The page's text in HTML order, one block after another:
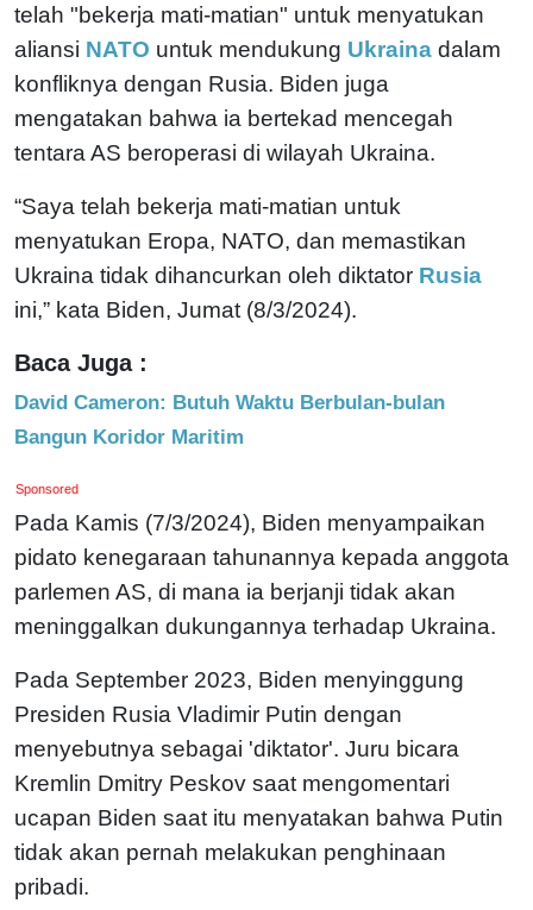
telah "bekerja mati-matian" untuk menyatukan
aliansi NATO untuk mendukung Ukraina dalam
konfliknya dengan Rusia. Biden juga
mengatakan bahwa ia bertekad mencegah
tentara AS beroperasi di wilayah Ukraina.
“Saya telah bekerja mati-matian untuk
menyatukan Eropa, NATO, dan memastikan
Ukraina tidak dihancurkan oleh diktator Rusia
ini,” kata Biden, Jumat (8/3/2024).
Baca Juga :
David Cameron: Butuh Waktu Berbulan-bulan
Bangun Koridor Maritim
Sponsored
Pada Kamis (7/3/2024), Biden menyampaikan
pidato kenegaraan tahunannya kepada anggota
parlemen AS, di mana ia berjanji tidak akan
meninggalkan dukungannya terhadap Ukraina.
Pada September 2023, Biden menyinggung
Presiden Rusia Vladimir Putin dengan
menyebutnya sebagai 'diktator'. Juru bicara
Kremlin Dmitry Peskov saat mengomentari
ucapan Biden saat itu menyatakan bahwa Putin
tidak akan pernah melakukan penghinaan
pribadi.